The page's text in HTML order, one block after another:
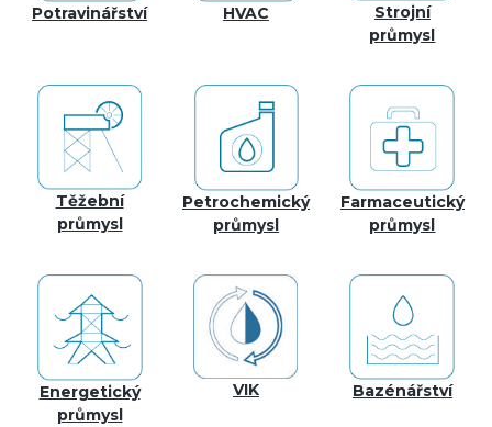
Potravinářství HVAC
Strojní
průmysl
Těžební
průmysl
Petrochemický
průmysl
Farmaceutický
průmysl
Energetický
průmysl
VIK Bazénářství